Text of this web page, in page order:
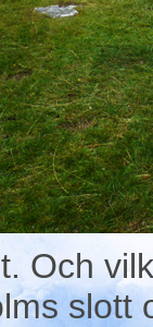
Och
slott